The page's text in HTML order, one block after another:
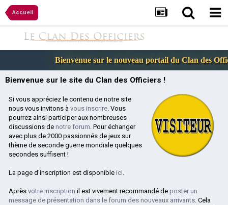
Accueil
Bienvenue sur le nouveau portail du Clan des
Bienvenue sur le site du Clan des Officiers !
Si vous appréciez le contenu de notre site
nous vous invitons à vous inscrire. Vous
pourrez ainsi participer aux nombreuses
discussions de notre forum. Pour échanger
avec plus de 2000 passionnés de jeux sur
thème de seconde guerre mondiale quelques
secondes suffisent !
La page d'inscription est disponible ici.
Après votre inscription il est vivement recommandé de poster un
message de présentation dans le forum des nouveaux arrivants. Cela